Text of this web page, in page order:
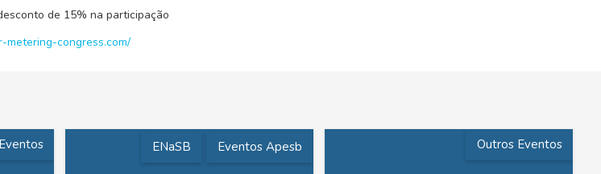
de 15% na participação
congress.com/
ENaSB Eventos Apesb Outros Eventos